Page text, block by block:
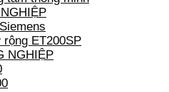
ET200SP
NGHIỆP